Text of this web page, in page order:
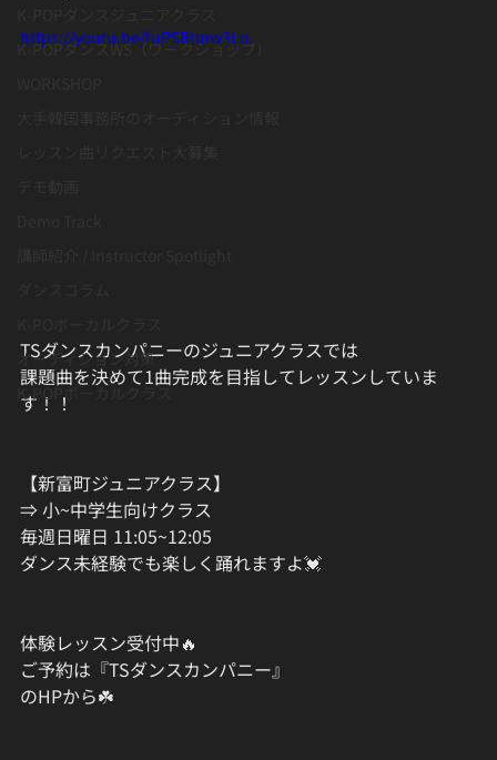
K-POPダンスWS（ワークショップ）
オーディション対策
K-POPボーカルクラス
https://youtu.be/fuPSBtmw3Lo
TSダンスカンパニーのジュニアクラスでは
課題曲を決めて1曲完成を目指してレッスンしていま
す！！
【新富町ジュニアクラス】
⇒ 小~中学生向けクラス
毎週日曜日 11:05~12:05
ダンス未経験でも楽しく踊れますよ💓
体験レッスン受付中🔥
ご予約は『TSダンスカンパニー』
のHPから☘️